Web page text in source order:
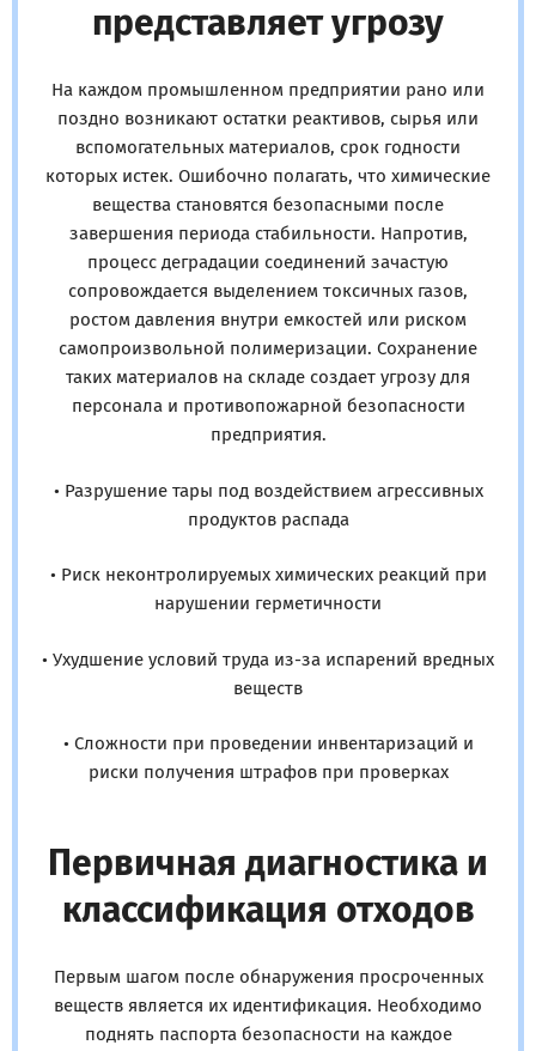
представляет угрозу
На каждом промышленном предприятии рано или
поздно возникают остатки реактивов, сырья или
вспомогательных материалов, срок годности
которых истек. Ошибочно полагать, что химические
вещества становятся безопасными после
завершения периода стабильности. Напротив,
процесс деградации соединений зачастую
сопровождается выделением токсичных газов,
ростом давления внутри емкостей или риском
самопроизвольной полимеризации. Сохранение
таких материалов на складе создает угрозу для
персонала и противопожарной безопасности
предприятия.
• Разрушение тары под воздействием агрессивных
продуктов распада
• Риск неконтролируемых химических реакций при
нарушении герметичности
• Ухудшение условий труда из-за испарений вредных
веществ
• Сложности при проведении инвентаризаций и
риски получения штрафов при проверках
Первичная диагностика и
классификация отходов
Первым шагом после обнаружения просроченных
веществ является их идентификация. Необходимо
поднять паспорта безопасности на каждое